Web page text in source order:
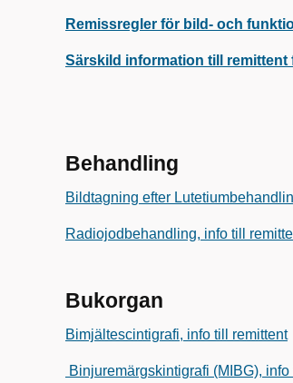
Remissregler för bild- och
Särskild information till remittent
Behandling
Bildtagning efter
Radiojodbehandling, info till
Bukorgan
Bimjältescintigrafi, info till remittent
Binjuremärgskintigrafi (MIBG),